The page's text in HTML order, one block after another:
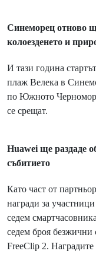
Синеморец отново
колоезденето и
И тази година
плаж Велека в
по Южното
се срещат.
Huawei ще раздаде
събитието
Като част от
награди за
седем
седем броя
FreeClip 2.